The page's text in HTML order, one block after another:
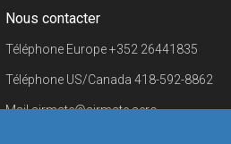
Nous contacter
Téléphone Europe+352 26441835
Téléphone US/Canada 418-592-8862
Mailairmate@airmate.aero